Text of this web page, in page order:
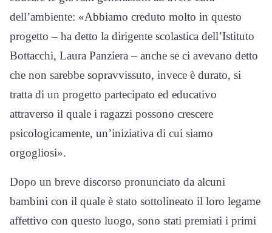
dell’ambiente: «Abbiamo creduto molto in questo
progetto – ha detto la dirigente scolastica dell’Istituto
Bottacchi, Laura Panziera – anche se ci avevano detto
che non sarebbe sopravvissuto, invece è durato, si
tratta di un progetto partecipato ed educativo
attraverso il quale i ragazzi possono crescere
psicologicamente, un’iniziativa di cui siamo
orgogliosi».
Dopo un breve discorso pronunciato da alcuni
bambini con il quale è stato sottolineato il loro legame
affettivo con questo luogo, sono stati premiati i primi